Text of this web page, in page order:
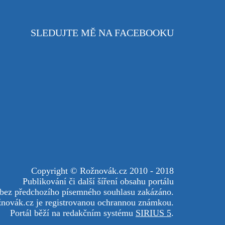
SLEDUJTE MĚ NA FACEBOOKU
Copyright © Rožnovák.cz 2010 - 2018
Publikování či další šíření obsahu portálu
předchozího písemného souhlasu zakázáno.
je registrovanou ochrannou známkou.
Portál běží na redakčním systému SIRIUS 5.